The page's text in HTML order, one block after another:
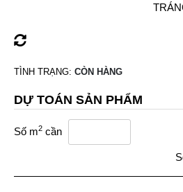
TÌNH TRẠNG: CÒN HÀNG
DỰ TOÁN SẢN PHẨM
Số m2 cần